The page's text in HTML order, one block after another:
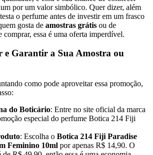
por um valor simbólico. Quer dizer, além
o perfume antes de investir em um frasco
gosta de amostras grátis ou de
comprar, essa é uma oferta imperdível.
e Garantir a Sua Amostra ou
como pode aproveitar essa promoção,
do Boticário: Entre no site oficial da marca
especial do perfume Botica 214 Fiji
: Escolha o Botica 214 Fiji Paradise
Feminino 10ml por apenas R$ 14,90. O